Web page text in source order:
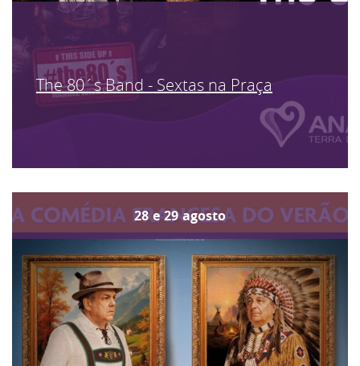
The 80´s Band - Sextas na Praça
28 e 29 agosto